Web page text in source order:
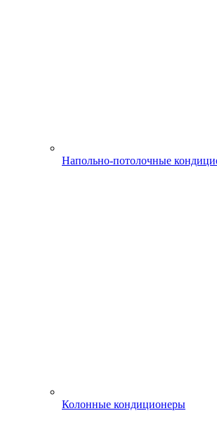
Напольно-потолочные
Колонные кондиционеры